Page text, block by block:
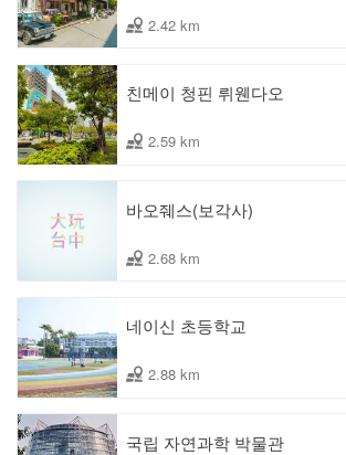
2.42 km
친메이 청핀 뤼웬다오
2.59 km
바오줴스(보각사)
2.68 km
네이신 초등학교
2.88 km
국립 자연과학 박물관